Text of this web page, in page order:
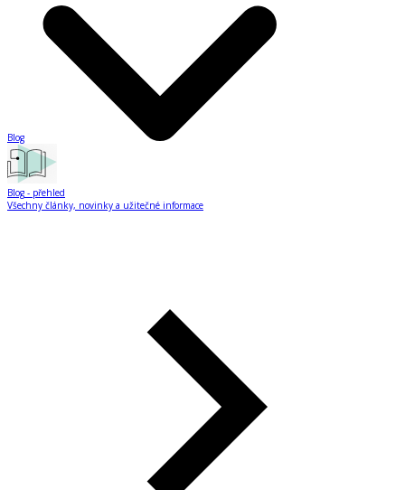
Blog
Blog - přehled
Všechny články, novinky a užitečné informace